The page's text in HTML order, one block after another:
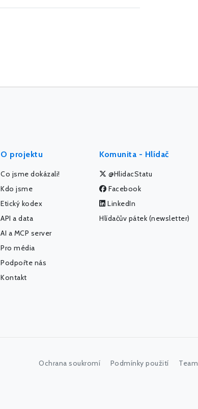
O projektu
Co jsme dokázali!
Kdo jsme
Etický kodex
API a data
AI a MCP server
Pro média
Podpořte nás
Kontakt
Komunita - Hlídač
@HlidacStatu
Facebook
LinkedIn
Hlídačův pátek (newsletter)
Ochrana soukromí Podmínky použití Team